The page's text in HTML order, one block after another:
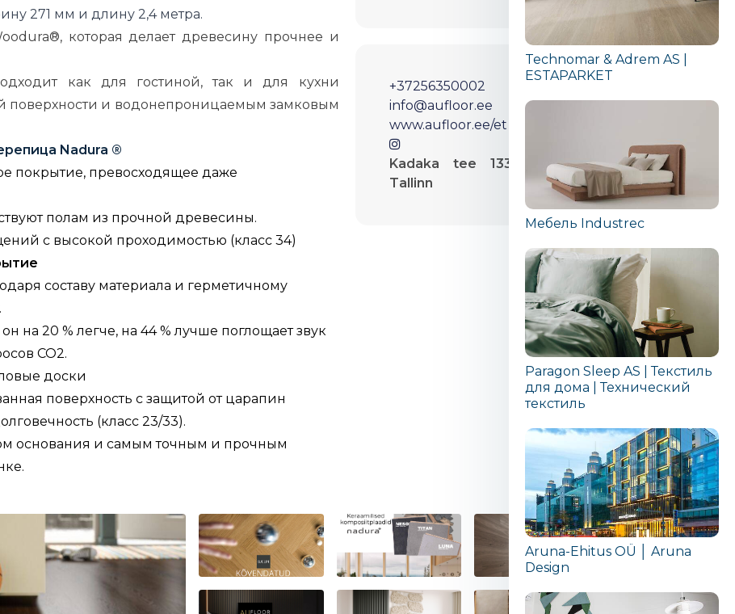
271 мм и длину 2,4 метра.
которая делает древесину прочнее и
как для гостиной, так и для кухни
поверхности и водонепроницаемым замковым
Nadura ®
покрытие, превосходящее даже
полам из прочной древесины.
с высокой проходимостью (класс 34)
составу материала и герметичному
на 20 % легче, на 44 % лучше поглощает звук
CO2.
доски
поверхность с защитой от царапин
(класс 23/33).
основания и самым точным и прочным
+37256350002
info@aufloor.ee
www.aufloor.ee/et
Kadaka tee 133, 12915
Tallinn
Technomar & Adrem AS |
ESTAPARKET
Мебель Industrec
Paragon Sleep AS | Текстиль
для дома | Технический
текстиль
Aruna-Ehitus OÜ │ Aruna
Design